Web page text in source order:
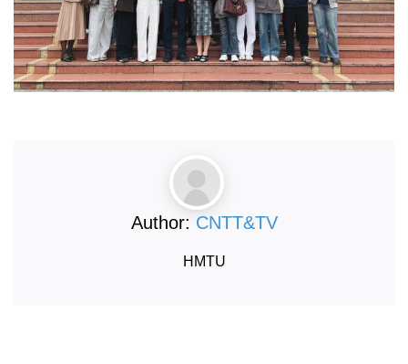
Author: CNTT&TV
HMTU